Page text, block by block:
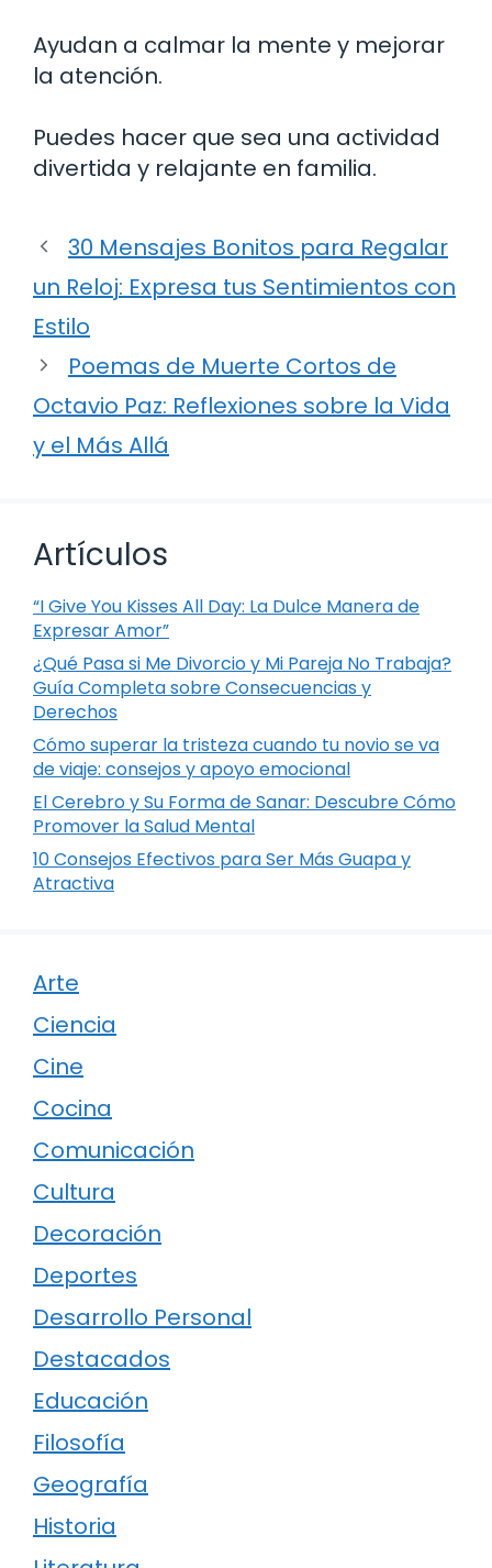
Ayudan a calmar la mente y mejorar
la atención.
Puedes hacer que sea una actividad
divertida y relajante en familia.
30 Mensajes Bonitos para Regalar
un Reloj: Expresa tus Sentimientos con
Estilo
Poemas de Muerte Cortos de
Octavio Paz: Reflexiones sobre la Vida
y el Más Allá
Artículos
“I Give You Kisses All Day: La Dulce Manera de
Expresar Amor”
¿Qué Pasa si Me Divorcio y Mi Pareja No Trabaja?
Guía Completa sobre Consecuencias y
Derechos
Cómo superar la tristeza cuando tu novio se va
de viaje: consejos y apoyo emocional
El Cerebro y Su Forma de Sanar: Descubre Cómo
Promover la Salud Mental
10 Consejos Efectivos para Ser Más Guapa y
Atractiva
Arte
Ciencia
Cine
Cocina
Comunicación
Cultura
Decoración
Deportes
Desarrollo Personal
Destacados
Educación
Filosofía
Geografía
Historia